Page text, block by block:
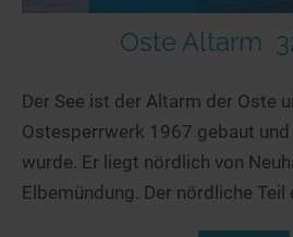
Oste Altarm
Der See ist der Altarm der Oste
Ostesperrwerk 1967 gebaut
wurde. Er liegt nördlich von
Elbemündung. Der nördliche Teil